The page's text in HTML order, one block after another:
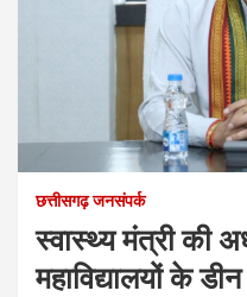
छत्तीसगढ़ जनसंपर्क
स्वास्थ्य मंत्री की
महाविद्यालयों के